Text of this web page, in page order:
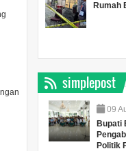
Rumah
simplepost
09
Bupati
Politik